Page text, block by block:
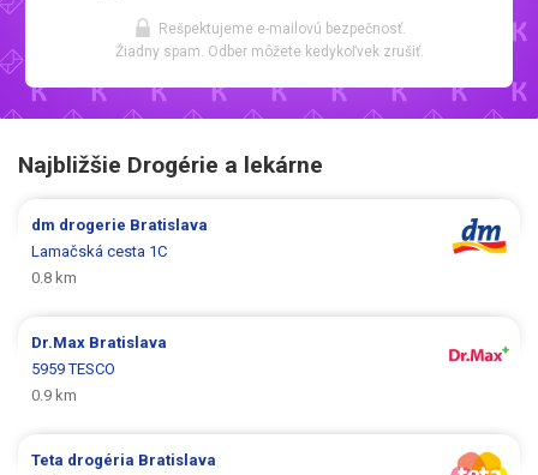
Rešpektujeme e-mailovú bezpečnosť.
Žiadny spam. Odber môžete kedykoľvek zrušiť.
Najbližšie Drogérie a lekárne
dm drogerie Bratislava
Lamačská cesta 1C
0.8 km
Dr.Max Bratislava
5959 TESCO
0.9 km
Teta drogéria Bratislava